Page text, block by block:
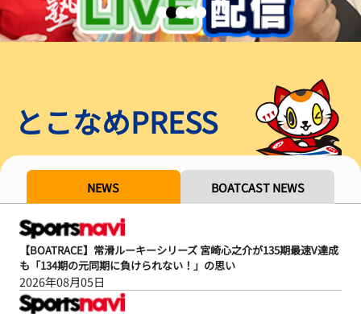
とこなめPRESS
NEWS BOATCAST NEWS
【BOATRACE】常滑ルーキーシリーズ 宮崎心之介が135期最速V達成
も「134期の元同期に負けられない！」の思い
2026年08月05日